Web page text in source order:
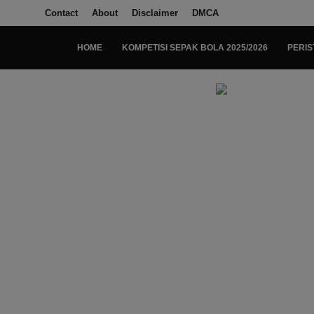
Contact About Disclaimer DMCA
HOME KOMPETISI SEPAK BOLA 2025/2026